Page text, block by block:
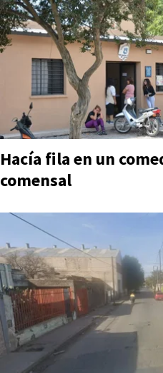
Hacía fila en un
comensal